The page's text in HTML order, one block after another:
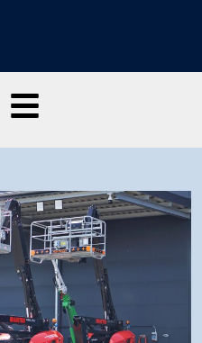
Clicca qui per richiedere